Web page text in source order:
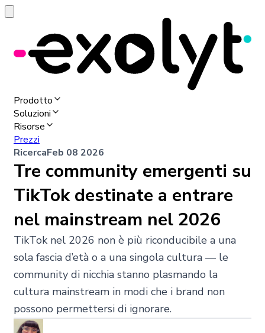
Prodotto
Soluzioni
Risorse
Prezzi
RicercaFeb 08 2026
Tre community emergenti su
TikTok destinate a entrare
nel mainstream nel 2026
TikTok nel 2026 non è più riconducibile a una
sola fascia d’età o a una singola cultura — le
community di nicchia stanno plasmando la
cultura mainstream in modi che i brand non
possono permettersi di ignorare.